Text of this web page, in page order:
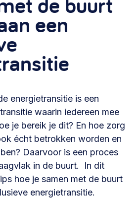
organisatiemodellen >
administratie, begroting en omzet >
verhuur en communicatie >
vergoedingen, betaalde krachten
vastgoed,
>
een
energietransitie is een
waarin iedereen mee
je bereik je dit? En hoe zorg
écht betrokken worden en
Daarvoor is een proces
in de buurt. In dit
hoe je samen met de buurt
energietransitie.